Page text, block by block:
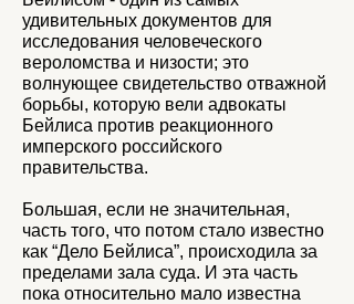
удивительных документов для
исследования человеческого
вероломства и низости; это
волнующее свидетельство отважной
борьбы, которую вели адвокаты
Бейлиса против реакционного
имперского российского
правительства.
Большая, если не значительная,
часть того, что потом стало известно
как “Дело Бейлиса”, происходила за
пределами зала суда. И эта часть
пока относительно мало известна